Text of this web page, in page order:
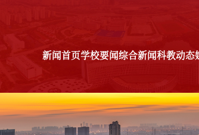
新闻首页学校要闻综合新闻科教动态
媒体理工 理工故事 图说校